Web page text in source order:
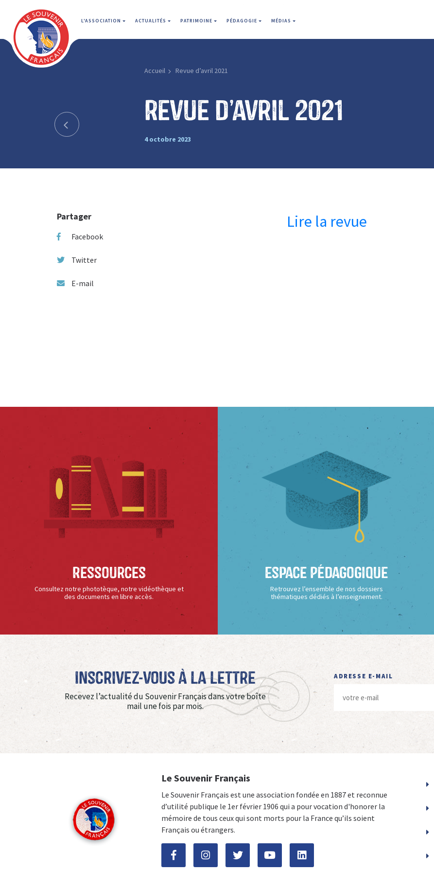
L'ASSOCIATION ACTUALITÉS PATRIMOINE PÉDAGOGIE MÉDIAS
Accueil Revue d’avril 2021
Revue d’avril 2021
4 octobre 2023
Partager
Facebook
Twitter
E-mail
Lire la revue
Ressources
Consultez notre phototèque, notre vidéothèque et
des documents en libre accès.
Espace Pédagogique
Retrouvez l’ensemble de nos dossiers
thématiques dédiés à l’enseignement.
Inscrivez-vous à La Lettre
Recevez l’actualité du Souvenir Français dans votre boîte
mail une fois par mois.
ADRESSE E-MAIL
Le Souvenir Français
Le Souvenir Français est une association fondée en 1887 et reconnue
d’utilité publique le 1er février 1906 qui a pour vocation d'honorer la
mémoire de tous ceux qui sont morts pour la France qu’ils soient
Français ou étrangers.